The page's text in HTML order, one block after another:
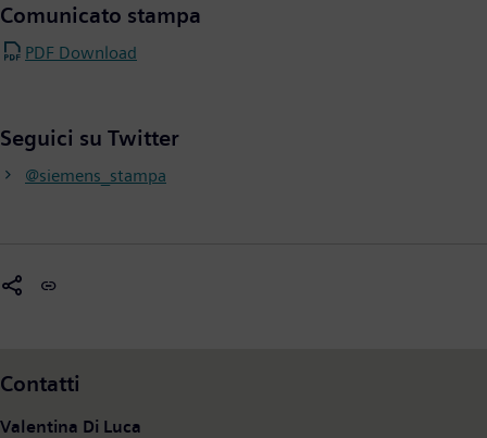
Comunicato stampa
PDF Download
Seguici su Twitter
@siemens_stampa
Contatti
Valentina Di Luca